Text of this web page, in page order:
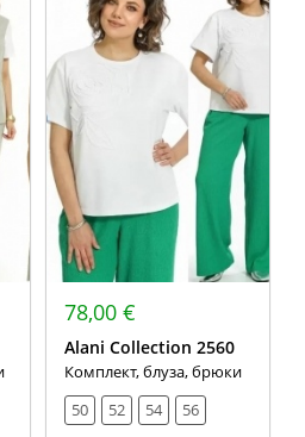
78,00 €
Alani Collection 2560
Комплект, блуза, брюки
50
52 54 56